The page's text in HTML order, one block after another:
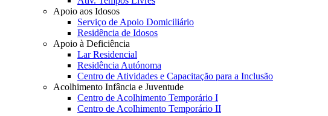
Apoio aos Idosos
Serviço de Apoio Domiciliário
Residência de Idosos
Apoio à Deficiência
Lar Residencial
Residência Autónoma
Centro de Atividades e Capacitação para a Inclusão
Acolhimento Infância e Juventude
Centro de Acolhimento Temporário I
Centro de Acolhimento Temporário II